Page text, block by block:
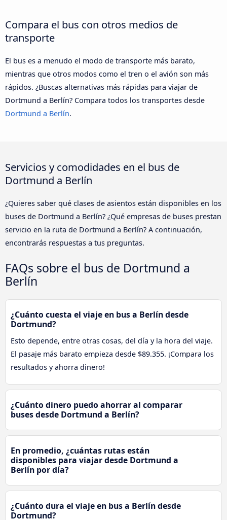
Compara el bus con otros medios de
transporte
El bus es a menudo el modo de transporte más barato,
mientras que otros modos como el tren o el avión son más
rápidos. ¿Buscas alternativas más rápidas para viajar de
Dortmund a Berlín? Compara todos los transportes desde
Dortmund a Berlín.
Servicios y comodidades en el bus de
Dortmund a Berlín
¿Quieres saber qué clases de asientos están disponibles en los
buses de Dortmund a Berlín? ¿Qué empresas de buses prestan
servicio en la ruta de Dortmund a Berlín? A continuación,
encontrarás respuestas a tus preguntas.
FAQs sobre el bus de Dortmund a
Berlín
¿Cuánto cuesta el viaje en bus a Berlín desde
Dortmund?
Esto depende, entre otras cosas, del día y la hora del viaje.
El pasaje más barato empieza desde $89.355. ¡Compara los
resultados y ahorra dinero!
¿Cuánto dinero puedo ahorrar al comparar
buses desde Dortmund a Berlín?
En promedio, ¿cuántas rutas están
disponibles para viajar desde Dortmund a
Berlín por día?
¿Cuánto dura el viaje en bus a Berlín desde
Dortmund?